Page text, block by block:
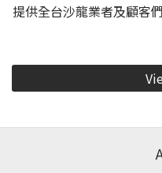
提供全台沙龍業者及顧客